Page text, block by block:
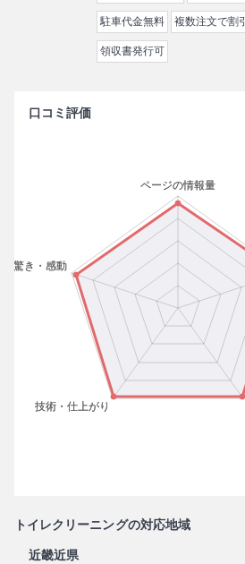
駐車代金無料 複数注文で割引
領収書発行可
口コミ評価
トイレクリーニングの対応地域
近畿近県